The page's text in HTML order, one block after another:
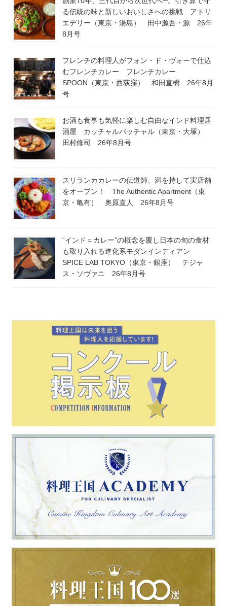
る伝統の味と新しいおいしさへの挑戦 アトリ
エデリー（東京・湯島） 田中源吾・源 26年
8月号
フレンチの料理人がフォン・ド・ヴォーで仕込
むフレンチカレー フレンチカレー
SPOON（東京・西荻窪） 和田直樹 26年8月
号
お酒も食事も気軽に楽しむ自由なインド料理居
酒屋 カッチャルバッチャル（東京・大塚）
田村修司 26年8月号
スリランカカレーの伝道師、満を持して実店舗
をオープン！ The Authentic Apartment（東
京・亀有） 奥原直人 26年8月号
“インド＝カレー”の概念を覆し日本の旬の食材
も取り入れる進化系モダンインディアン
SPICE LAB TOKYO（東京・銀座） テジャ
ス・ソヴァニ 26年8月号